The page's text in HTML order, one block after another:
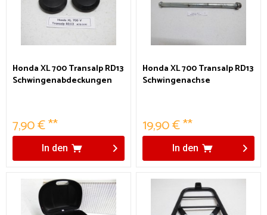
Honda XL 700 Transalp RD13
Schwingenabdeckungen
7,90 € **
In den
Honda XL 700 Transalp RD13
Schwingenachse
19,90 € **
In den